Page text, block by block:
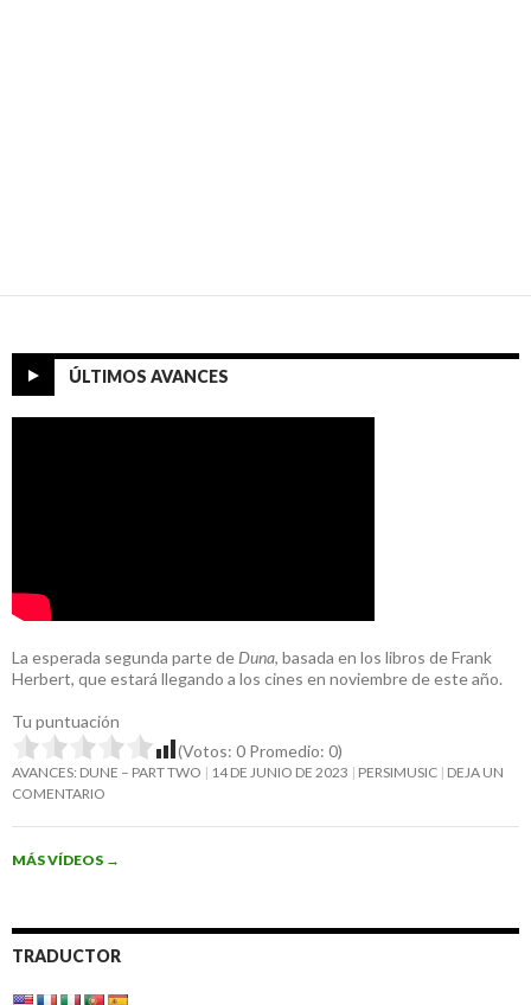
ÚLTIMOS AVANCES
La esperada segunda parte de Duna, basada en los libros de Frank
Herbert, que estará llegando a los cines en noviembre de este año.
Tu puntuación
(Votos: 0 Promedio: 0)
AVANCES: DUNE – PART TWO 14 DE JUNIO DE 2023 PERSIMUSIC DEJA UN
COMENTARIO
MÁS VÍDEOS →
TRADUCTOR